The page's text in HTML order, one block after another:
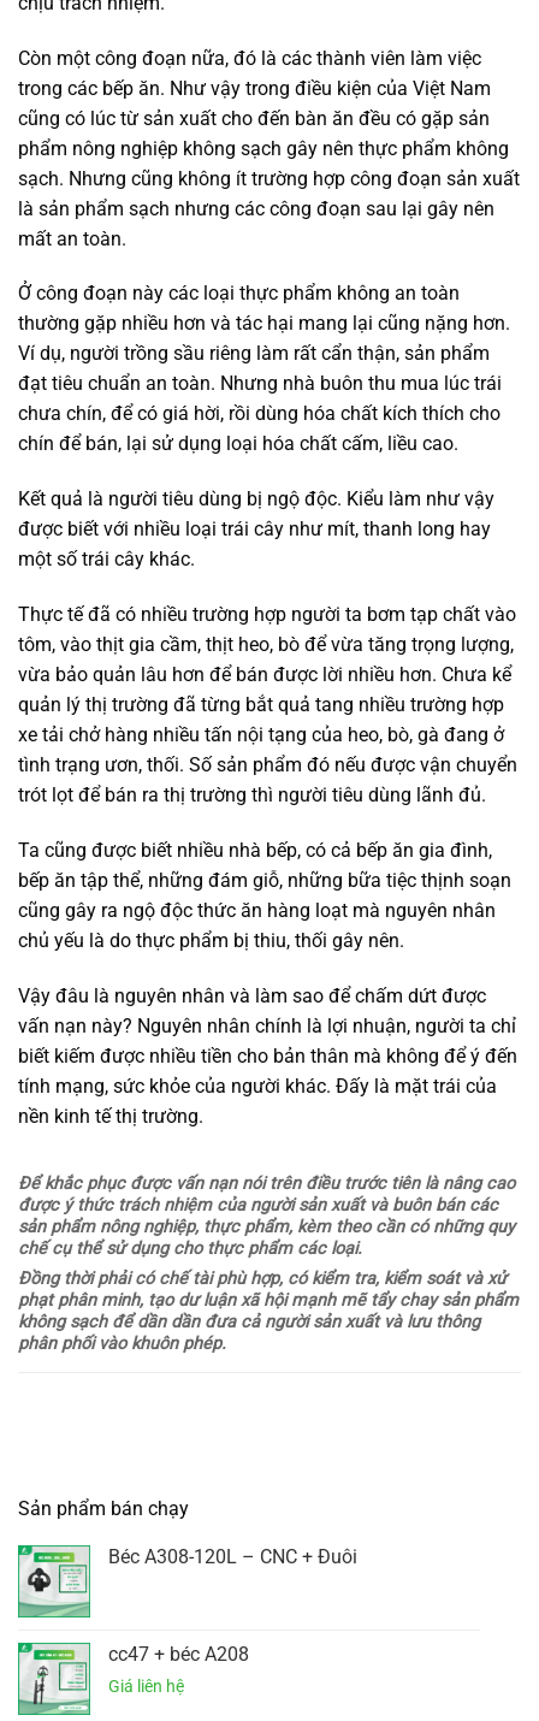
Còn một công đoạn nữa, đó là các thành viên làm việc
trong các bếp ăn. Như vậy trong điều kiện của Việt Nam
cũng có lúc từ sản xuất cho đến bàn ăn đều có gặp sản
phẩm nông nghiệp không sạch gây nên thực phẩm không
sạch. Nhưng cũng không ít trường hợp công đoạn sản xuất
là sản phẩm sạch nhưng các công đoạn sau lại gây nên
mất an toàn.
Ở công đoạn này các loại thực phẩm không an toàn
thường gặp nhiều hơn và tác hại mang lại cũng nặng hơn.
Ví dụ, người trồng sầu riêng làm rất cẩn thận, sản phẩm
đạt tiêu chuẩn an toàn. Nhưng nhà buôn thu mua lúc trái
chưa chín, để có giá hời, rồi dùng hóa chất kích thích cho
chín để bán, lại sử dụng loại hóa chất cấm, liều cao.
Kết quả là người tiêu dùng bị ngộ độc. Kiểu làm như vậy
được biết với nhiều loại trái cây như mít, thanh long hay
một số trái cây khác.
Thực tế đã có nhiều trường hợp người ta bơm tạp chất vào
tôm, vào thịt gia cầm, thịt heo, bò để vừa tăng trọng lượng,
vừa bảo quản lâu hơn để bán được lời nhiều hơn. Chưa kể
quản lý thị trường đã từng bắt quả tang nhiều trường hợp
xe tải chở hàng nhiều tấn nội tạng của heo, bò, gà đang ở
tình trạng ươn, thối. Số sản phẩm đó nếu được vận chuyển
trót lọt để bán ra thị trường thì người tiêu dùng lãnh đủ.
Ta cũng được biết nhiều nhà bếp, có cả bếp ăn gia đình,
bếp ăn tập thể, những đám giỗ, những bữa tiệc thịnh soạn
cũng gây ra ngộ độc thức ăn hàng loạt mà nguyên nhân
chủ yếu là do thực phẩm bị thiu, thối gây nên.
Vậy đâu là nguyên nhân và làm sao để chấm dứt được
vấn nạn này? Nguyên nhân chính là lợi nhuận, người ta chỉ
biết kiếm được nhiều tiền cho bản thân mà không để ý đến
tính mạng, sức khỏe của người khác. Đấy là mặt trái của
nền kinh tế thị trường.
Để khắc phục được vấn nạn nói trên điều trước tiên là nâng cao
được ý thức trách nhiệm của người sản xuất và buôn bán các
sản phẩm nông nghiệp, thực phẩm, kèm theo cần có những quy
chế cụ thể sử dụng cho thực phẩm các loại.
Đồng thời phải có chế tài phù hợp, có kiểm tra, kiểm soát và xử
phạt phân minh, tạo dư luận xã hội mạnh mẽ tẩy chay sản phẩm
không sạch để dần dần đưa cả người sản xuất và lưu thông
phân phối vào khuôn phép.
Sản phẩm bán chạy
Béc A308-120L – CNC + Đuôi
cc47 + béc A208